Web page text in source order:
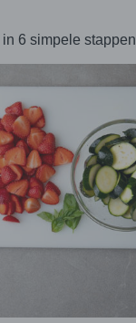
6 simpele stappen